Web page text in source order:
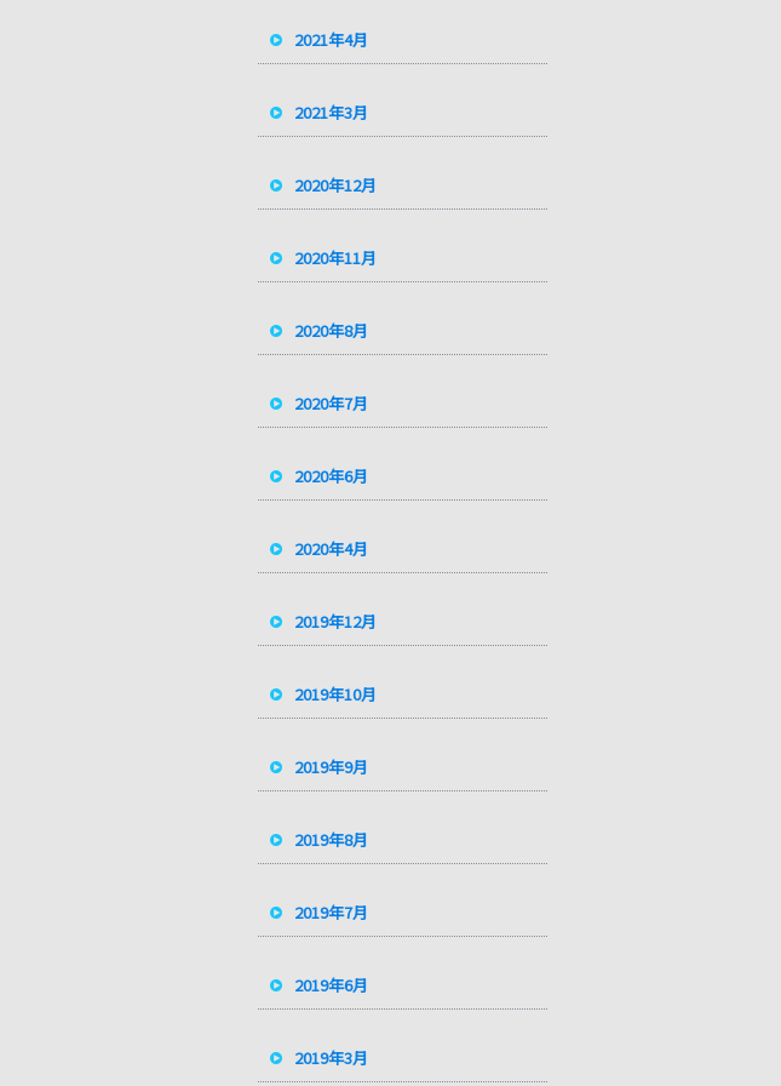
2021年4月
2021年3月
2020年12月
2020年11月
2020年8月
2020年7月
2020年6月
2020年4月
2019年12月
2019年10月
2019年9月
2019年8月
2019年7月
2019年6月
2019年3月